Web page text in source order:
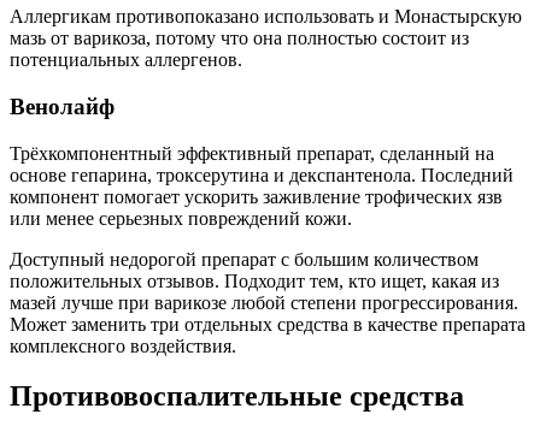
Аллергикам противопоказано использовать и Монастырскую
мазь от варикоза, потому что она полностью состоит из
потенциальных аллергенов.
Венолайф
Трёхкомпонентный эффективный препарат, сделанный на
основе гепарина, троксерутина и декспантенола. Последний
компонент помогает ускорить заживление трофических язв
или менее серьезных повреждений кожи.
Доступный недорогой препарат с большим количеством
положительных отзывов. Подходит тем, кто ищет, какая из
мазей лучше при варикозе любой степени прогрессирования.
Может заменить три отдельных средства в качестве препарата
комплексного воздействия.
Противовоспалительные средства